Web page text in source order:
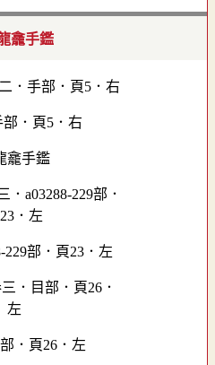
龕手鑑
．頁5．右
229部．頁23．左
．頁26．左